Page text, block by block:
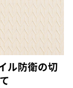
ル防衛の切